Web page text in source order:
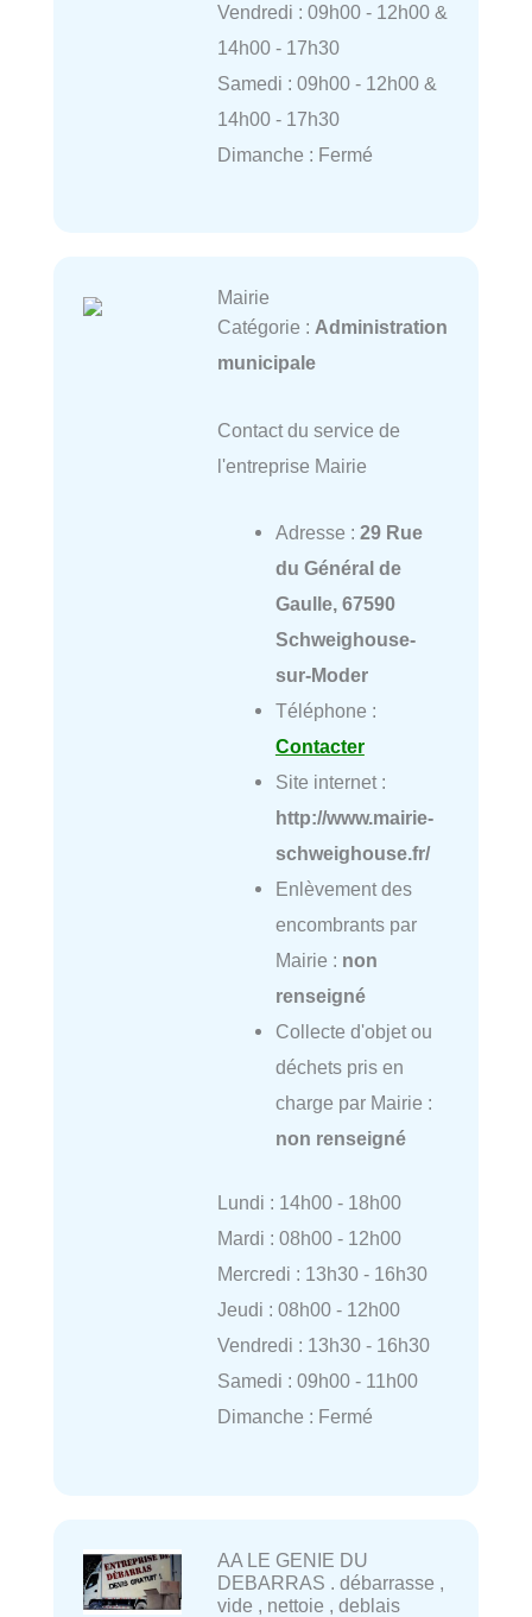
Vendredi : 09h00 - 12h00 &
14h00 - 17h30
Samedi : 09h00 - 12h00 &
14h00 - 17h30
Dimanche : Fermé
Mairie
Catégorie : Administration
municipale
Contact du service de
l'entreprise Mairie
Adresse : 29 Rue
du Général de
Gaulle, 67590
Schweighouse-
sur-Moder
Téléphone :
Contacter
Site internet :
http://www.mairie-
schweighouse.fr/
Enlèvement des
encombrants par
Mairie : non
renseigné
Collecte d'objet ou
déchets pris en
charge par Mairie :
non renseigné
Lundi : 14h00 - 18h00
Mardi : 08h00 - 12h00
Mercredi : 13h30 - 16h30
Jeudi : 08h00 - 12h00
Vendredi : 13h30 - 16h30
Samedi : 09h00 - 11h00
Dimanche : Fermé
AA LE GENIE DU
DEBARRAS . débarrasse ,
vide , nettoie , deblais